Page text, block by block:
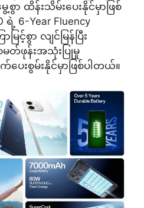
ာ ထိန်းသိမ်းပေးနိုင်မှာဖြစ်
ရဲ့ 6-Year Fluency
မြင့်စွာ လျင်မြန်ပြီး
မတ်ဖုန်းအသုံးပြုမှု
စွမ်းနိုင်မှာဖြစ်ပါတယ်။